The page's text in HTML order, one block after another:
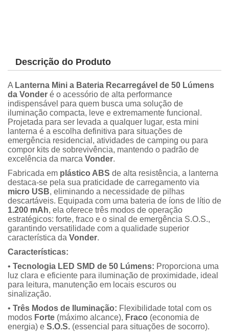
Descrição do Produto
A Lanterna Mini a Bateria Recarregável de 50 Lúmens
da Vonder é o acessório de alta performance
indispensável para quem busca uma solução de
iluminação compacta, leve e extremamente funcional.
Projetada para ser levada a qualquer lugar, esta mini
lanterna é a escolha definitiva para situações de
emergência residencial, atividades de camping ou para
compor kits de sobrevivência, mantendo o padrão de
excelência da marca Vonder.
Fabricada em plástico ABS de alta resistência, a lanterna
destaca-se pela sua praticidade de carregamento via
micro USB, eliminando a necessidade de pilhas
descartáveis. Equipada com uma bateria de íons de lítio de
1.200 mAh, ela oferece três modos de operação
estratégicos: forte, fraco e o sinal de emergência S.O.S.,
garantindo versatilidade com a qualidade superior
característica da Vonder.
Características:
• Tecnologia LED SMD de 50 Lúmens: Proporciona uma
luz clara e eficiente para iluminação de proximidade, ideal
para leitura, manutenção em locais escuros ou
sinalização.
• Três Modos de Iluminação: Flexibilidade total com os
modos Forte (máximo alcance), Fraco (economia de
energia) e S.O.S. (essencial para situações de socorro).